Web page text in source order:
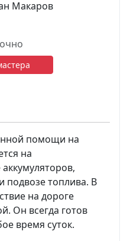
помощи на
на
подвозе топлива. В
на дороге
Он всегда готов
время суток.